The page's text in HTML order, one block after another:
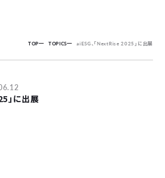
TOP TOPICS aiESG、「NextRise 2025」に出展
」に出展